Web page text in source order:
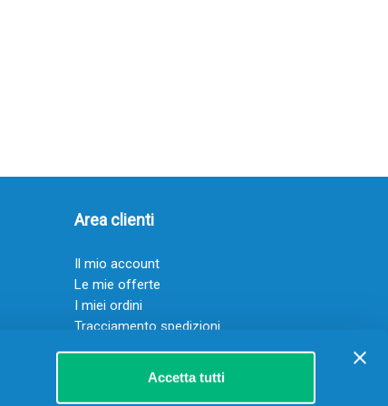
Accetta tutti
Area clienti
Il mio account
Le mie offerte
I miei ordini
Tracciamento spedizioni
Resi
Servizio clienti